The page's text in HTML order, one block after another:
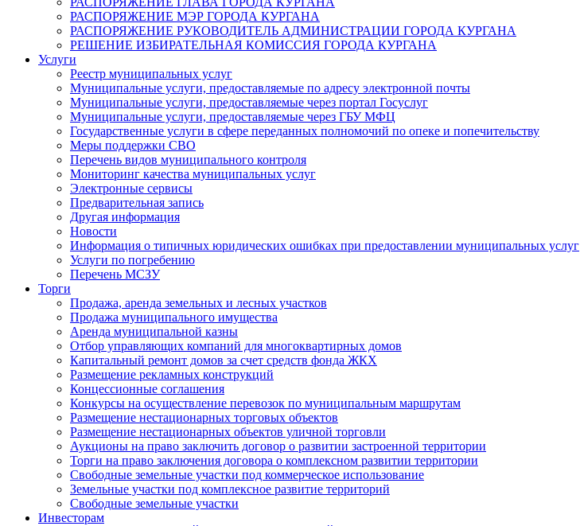
РАСПОРЯЖЕНИЕ МЭР ГОРОДА КУРГАНА
РАСПОРЯЖЕНИЕ РУКОВОДИТЕЛЬ АДМИНИСТРАЦИИ ГОРОДА КУРГАНА
РЕШЕНИЕ ИЗБИРАТЕЛЬНАЯ КОМИССИЯ ГОРОДА КУРГАНА
Услуги
Реестр муниципальных услуг
Муниципальные услуги, предоставляемые по адресу электронной почты
Муниципальные услуги, предоставляемые через портал Госуслуг
Муниципальные услуги, предоставляемые через ГБУ МФЦ
Государственные услуги в сфере переданных полномочий по опеке и попечительству
Меры поддержки СВО
Перечень видов муниципального контроля
Мониторинг качества муниципальных услуг
Электронные сервисы
Предварительная запись
Другая информация
Новости
Информация о типичных юридических ошибках при предоставлении муниципальных услуг
Услуги по погребению
Перечень МСЗУ
Торги
Продажа, аренда земельных и лесных участков
Продажа муниципального имущества
Аренда муниципальной казны
Отбор управляющих компаний для многоквартирных домов
Капитальный ремонт домов за счет средств фонда ЖКХ
Размещение рекламных конструкций
Концессионные соглашения
Конкурсы на осуществление перевозок по муниципальным маршрутам
Размещение нестационарных торговых объектов
Размещение нестационарных объектов уличной торговли
Аукционы на право заключить договор о развитии застроенной территории
Торги на право заключения договора о комплексном развитии территории
Свободные земельные участки под коммерческое использование
Земельные участки под комплексное развитие территорий
Свободные земельные участки
Инвесторам